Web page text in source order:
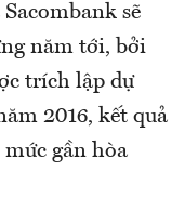
sẽ
năm tới, bởi
trích lập dự
2016, kết quả
gần hòa